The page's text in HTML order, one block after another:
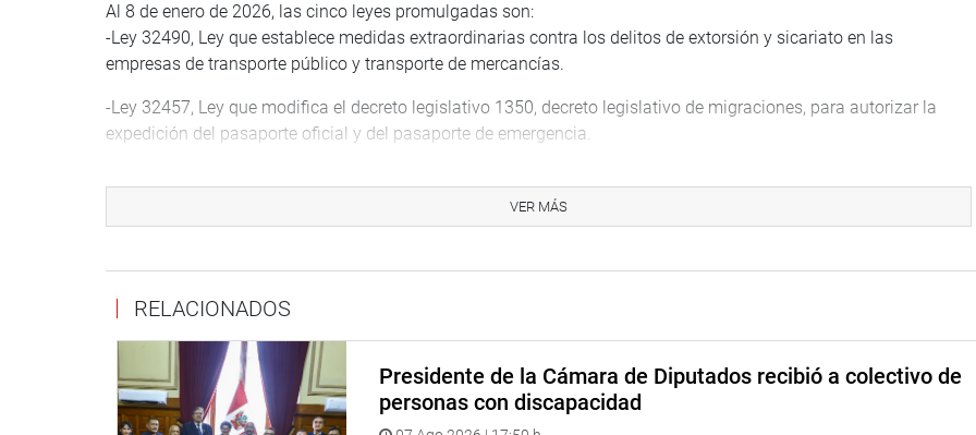
Al 8 de enero de 2026, las cinco leyes promulgadas son:
-Ley 32490, Ley que establece medidas extraordinarias contra los delitos de extorsión y sicariato en las
empresas de transporte público y transporte de mercancías.
-Ley 32457, Ley que modifica el decreto legislativo 1350, decreto legislativo de migraciones, para autorizar la
expedición del pasaporte oficial y del pasaporte de emergencia.
-Ley 32487, Ley que modifica la ley 29701, ley que dispone beneficios a favor de los integrantes de las juntas
identificación y apoyo a dichas juntas.
-Ley 32547, Ley que establece un nuevo plazo de calificación para el reconocimiento al personal militar, policial y
civil que participó en los conflictos armados con el Ecuador en los años 1978,1981 y1995, y dispone la revisión
de la legislación aplicable a dicha calificación.
Las normas tienen impacto social, principalmente en reducir los índices de inseguridad en la ciudadanía.
VER MÁS
RELACIONADOS
Presidente de la Cámara de Diputados recibió a colectivo de
personas con discapacidad